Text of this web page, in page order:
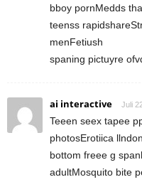
bboy pornMedds
teenss
menFetiush
spaning pictuyre
ai interactive Juli
Teeen seex tapee
photosErotiica
bottom freee g
adultMosquito bite